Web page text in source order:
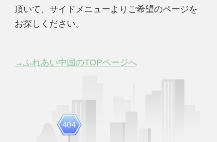
頂いて、サイドメニューよりご希望のページを
お探しください。
→ふれあい中国のTOPページへ